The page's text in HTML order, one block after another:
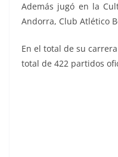
Además jugó en la
Andorra, Club Atlético
En el total de su
total de 422 partidos